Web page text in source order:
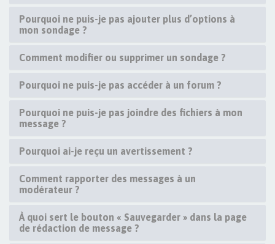
Pourquoi ne puis-je pas ajouter plus d’options à
mon sondage ?
Comment modifier ou supprimer un sondage ?
Pourquoi ne puis-je pas accéder à un forum ?
Pourquoi ne puis-je pas joindre des fichiers à mon
message ?
Pourquoi ai-je reçu un avertissement ?
Comment rapporter des messages à un
modérateur ?
À quoi sert le bouton « Sauvegarder » dans la page
de rédaction de message ?